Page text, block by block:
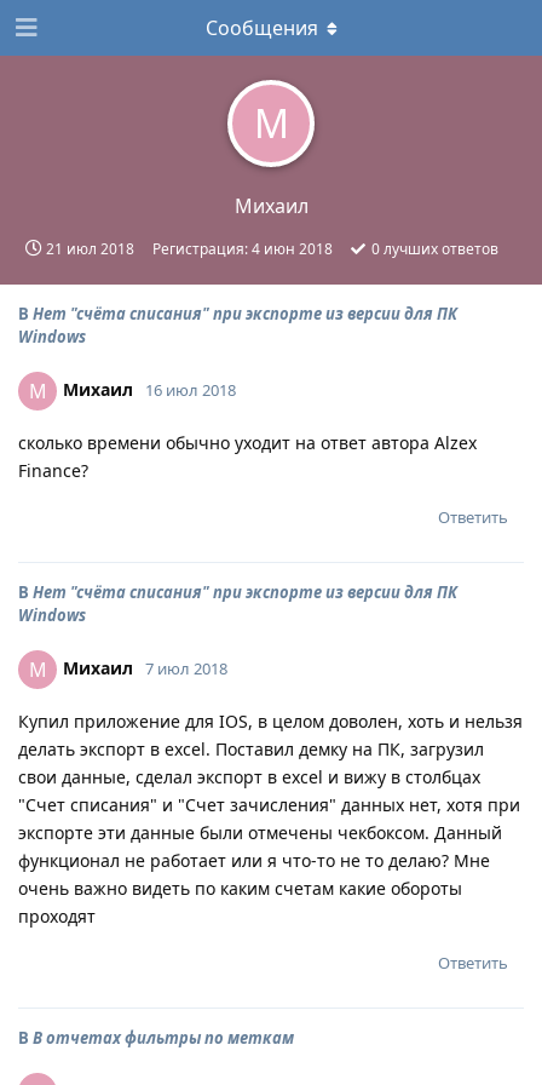
М
Михаил
21 июл 2018 Регистрация:4 июн 2018 0лучших ответов
Сообщения
В Нет "счёта списания" при экспорте из версии для ПК
Windows
М Михаил 16 июл 2018
сколько времени обычно уходит на ответ автора Alzex
Finance?
Ответить
В Нет "счёта списания" при экспорте из версии для ПК
Windows
М Михаил 7 июл 2018
Купил приложение для IOS, в целом доволен, хоть и нельзя
делать экспорт в excel. Поставил демку на ПК, загрузил
свои данные, сделал экспорт в excel и вижу в столбцах
"Счет списания" и "Счет зачисления" данных нет, хотя при
экспорте эти данные были отмечены чекбоксом. Данный
функционал не работает или я что-то не то делаю? Мне
очень важно видеть по каким счетам какие обороты
проходят
Ответить
В В отчетах фильтры по меткам